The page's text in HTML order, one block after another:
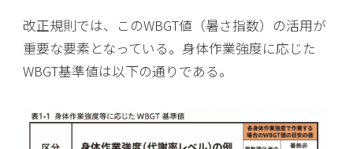
改正規則では、このWBGT値（暑さ指数）の活用が
重要な要素となっている。身体作業強度に応じた
WBGT基準値は以下の通りである。